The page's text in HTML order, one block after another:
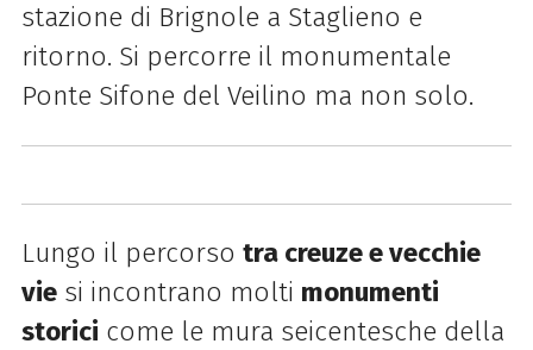
stazione di Brignole a Staglieno e
ritorno. Si percorre il monumentale
Ponte Sifone del Veilino ma non solo.
Lungo il percorso tra creuze e vecchie
viesi incontrano molti monumenti
storici come le mura seicentesche della